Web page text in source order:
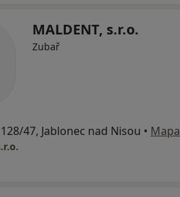
MALDENT, s.r.o.
Zubař
47, Jablonec nad Nisou • Mapa